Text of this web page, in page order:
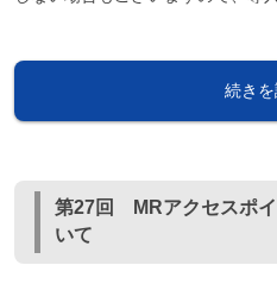
続き
第27回 MRアクセスポ
いて